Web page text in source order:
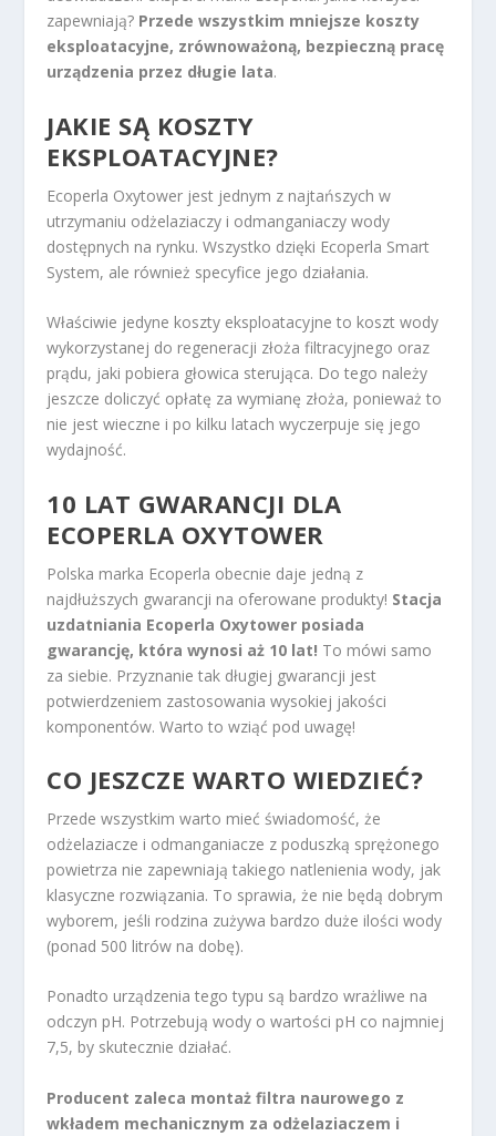
zapewniają? Przede wszystkim mniejsze koszty
eksploatacyjne, zrównoważoną, bezpieczną pracę
urządzenia przez długie lata.
JAKIE SĄ KOSZTY
EKSPLOATACYJNE?
Ecoperla Oxytower jest jednym z najtańszych w
utrzymaniu odżelaziaczy i odmanganiaczy wody
dostępnych na rynku. Wszystko dzięki Ecoperla Smart
System, ale również specyfice jego działania.
Właściwie jedyne koszty eksploatacyjne to koszt wody
wykorzystanej do regeneracji złoża filtracyjnego oraz
prądu, jaki pobiera głowica sterująca. Do tego należy
jeszcze doliczyć opłatę za wymianę złoża, ponieważ to
nie jest wieczne i po kilku latach wyczerpuje się jego
wydajność.
10 LAT GWARANCJI DLA
ECOPERLA OXYTOWER
Polska marka Ecoperla obecnie daje jedną z
najdłuższych gwarancji na oferowane produkty! Stacja
uzdatniania Ecoperla Oxytower posiada
gwarancję, która wynosi aż 10 lat! To mówi samo
za siebie. Przyznanie tak długiej gwarancji jest
potwierdzeniem zastosowania wysokiej jakości
komponentów. Warto to wziąć pod uwagę!
CO JESZCZE WARTO WIEDZIEĆ?
Przede wszystkim warto mieć świadomość, że
odżelaziacze i odmanganiacze z poduszką sprężonego
powietrza nie zapewniają takiego natlenienia wody, jak
klasyczne rozwiązania. To sprawia, że nie będą dobrym
wyborem, jeśli rodzina zużywa bardzo duże ilości wody
(ponad 500 litrów na dobę).
Ponadto urządzenia tego typu są bardzo wrażliwe na
odczyn pH. Potrzebują wody o wartości pH co najmniej
7,5, by skutecznie działać.
Producent zaleca montaż filtra naurowego z
wkładem mechanicznym za odżelaziaczem i